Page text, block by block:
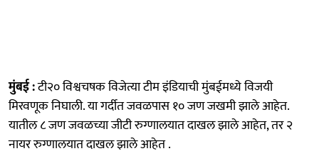
मुंबई :टी२० विश्वचषक विजेत्या टीम इंडियाची मुंबईमध्ये विजयी
मिरवणूक निघाली. या गर्दीत जवळपास १० जण जखमी झाले आहेत.
यातील ८ जण जवळच्या जीटी रुग्णालयात दाखल झाले आहेत, तर २
नायर रुग्णालयात दाखल झाले आहेत .